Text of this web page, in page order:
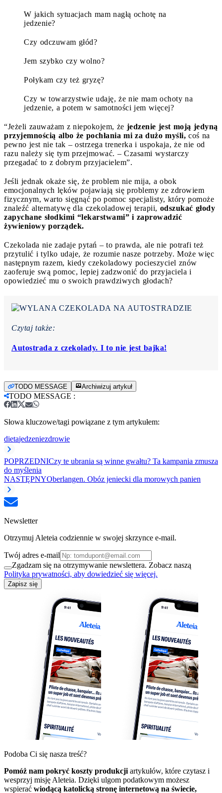
W jakich sytuacjach mam nagłą ochotę na
jedzenie?
Czy odczuwam głód?
Jem szybko czy wolno?
Połykam czy też gryzę?
Czy w towarzystwie udaję, że nie mam ochoty na
jedzenie, a potem w samotności jem więcej?
“Jeżeli zauważam z niepokojem, że jedzenie jest moją jedyną
przyjemnością albo że pochłania mi za dużo myśli, coś na
pewno jest nie tak – ostrzega trenerka i uspokaja, że nie od
razu należy się tym przejmować. – Czasami wystarczy
przegadać to z dobrym przyjacielem”.
Jeśli jednak okaże się, że problem nie mija, a obok
emocjonalnych lęków pojawiają się problemy ze zdrowiem
fizycznym, warto sięgnąć po pomoc specjalisty, który pomoże
znaleźć alternatywę dla czekoladowej terapii, odszukać głody
zapychane słodkimi “lekarstwami” i zaprowadzić
żywieniowy porządek.
Czekolada nie zadaje pytań – to prawda, ale nie potrafi też
przytulić i tylko udaje, że rozumie nasze potrzeby. Może więc
następnym razem, kiedy czekoladowy pocieszyciel znów
zaoferuje swą pomoc, lepiej zadzwonić do przyjaciela i
opowiedzieć mu o swoich prawdziwych głodach?
Czytaj także:
Autostrada z czekolady. I to nie jest bajka!
TODO MESSAGE Archiwizuj artykuł
TODO MESSAGE :
Słowa kluczowe/tagi powiązane z tym artykułem:
dietajedzeniezdrowie
POPRZEDNICzy te ubrania są winne gwałtu? Ta kampania zmusza
do myślenia
NASTĘPNYOberlangen. Obóz jeniecki dla morowych panien
Newsletter
Otrzymuj Aleteia codziennie w swojej skrzynce e-mail.
Twój adres e-mail
Zgadzam się na otrzymywanie newslettera. Zobacz naszą
Polityka prywatności, aby dowiedzieć się więcej.
Zapisz się
Podoba Ci się nasza treść?
Pomóż nam pokryć koszty produkcji artykułów, które czytasz i
wesprzyj misję Aleteia. Dzięki ulgom podatkowym możesz
wspierać wiodącą katolicką stronę internetową na świecie,